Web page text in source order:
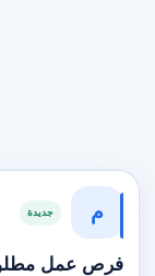
م جديدة
فرص عمل